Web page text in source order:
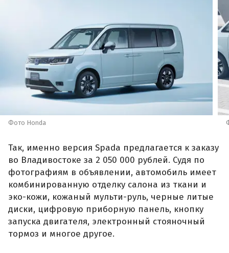
Фото Honda
Так, именно версия Spada предлагается к заказу
во Владивостоке за 2 050 000 рублей. Судя по
фотографиям в объявлении, автомобиль имеет
комбинированную отделку салона из ткани и
эко-кожи, кожаный мульти-руль, черные литые
диски, цифровую приборную панель, кнопку
запуска двигателя, электронный стояночный
тормоз и многое другое.